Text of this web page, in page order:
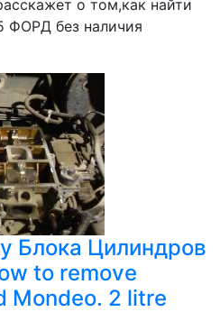
о том,как найти
ФОРД без наличия
Блока Цилиндров
to remove
Mondeo. 2 litre